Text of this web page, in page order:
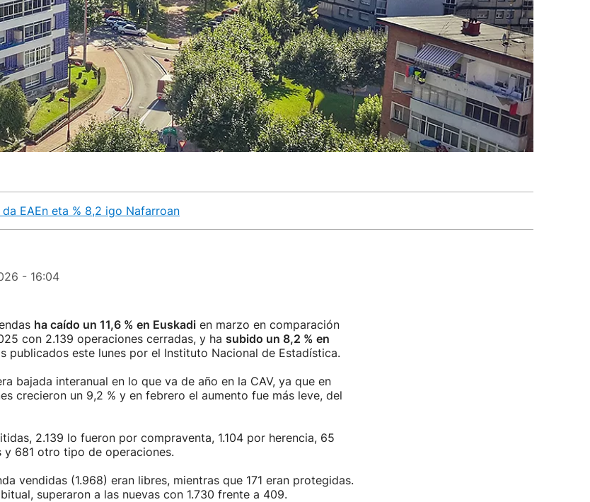
EAEn eta % 8,2 igo Nafarroan
- 16:04
ha caído un 11,6 % en Euskadien marzo en comparación
con 2.139 operaciones cerradas, y ha subido un 8,2 % en
publicados este lunes por el Instituto Nacional de Estadística.
bajada interanual en lo que va de año en la CAV, ya que en
crecieron un 9,2 % y en febrero el aumento fue más leve, del
2.139 lo fueron por compraventa, 1.104 por herencia, 65
y 681 otro tipo de operaciones.
vendidas (1.968) eran libres, mientras que 171 eran protegidas.
superaron a las nuevas con 1.730 frente a 409.